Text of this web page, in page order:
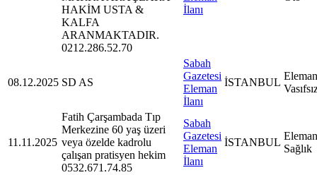
HAKİM USTA &
KALFA
ARANMAKTADIR.
0212.286.52.70
İlanı
08.12.2025 SD AS
Sabah
Gazetesi
Eleman
İlanı
İSTANBUL
11.11.2025
Fatih Çarşambada Tıp
Merkezine 60 yaş üzeri
veya özelde kadrolu
çalışan pratisyen hekim
0532.671.74.85
Sabah
Gazetesi
Eleman
İlanı
İSTANBUL
Sağlık